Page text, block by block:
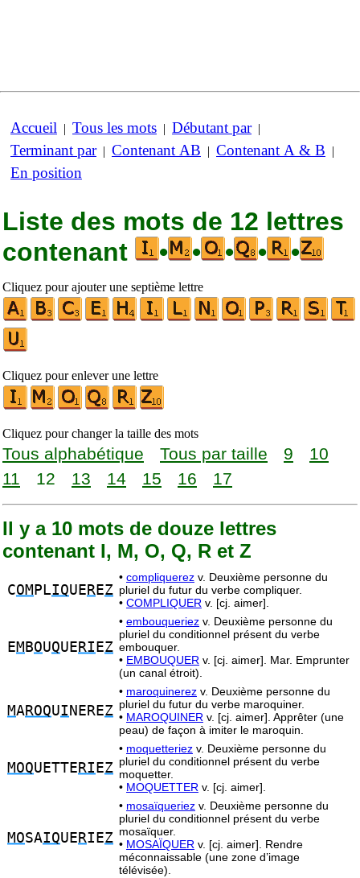
Accueil | Tous les mots | Débutant par|
Terminant par| Contenant AB | Contenant A & B |
En position
Liste des mots de 12 lettres
contenant
• • • • •
Cliquez pour ajouter une septième lettre
Cliquez pour enlever une lettre
Cliquez pour changer la taille des mots
Tous alphabétique Tous par taille 9
10
11
12 13 14 15 16 17
Il y a 10 mots de douze lettres
contenant I, M, O, Q, R et Z
COM PLIQUE REZ
• compliquerez v. Deuxième personne du
pluriel du futur du verbe compliquer.
• COMPLIQUER v. [cj. aimer].
EM BOUQUE RI EZ
• embouqueriez v. Deuxième personne du
pluriel du conditionnel présent du verbe
embouquer.
• EMBOUQUER v. [cj. aimer]. Mar. Emprunter
(un canal étroit).
MAROQUI NEREZ
• maroquinerez v. Deuxième personne du
pluriel du futur du verbe maroquiner.
• MAROQUINER v. [cj. aimer]. Apprêter (une
peau) de façon à imiter le maroquin.
MOQUETTE RI EZ
• moquetteriez v. Deuxième personne du
pluriel du conditionnel présent du verbe
moquetter.
• MOQUETTER v. [cj. aimer].
MOSAIQUE RIEZ
• mosaïqueriez v. Deuxième personne du
pluriel du conditionnel présent du verbe
mosaïquer.
• MOSAÏQUER v. [cj. aimer]. Rendre
méconnaissable (une zone d’image
télévisée).